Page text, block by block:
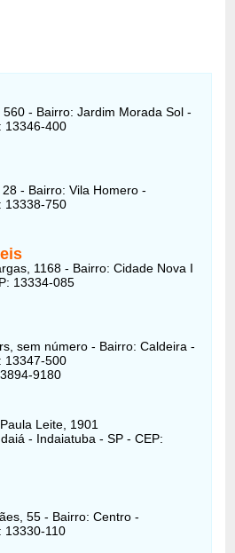
- Bairro: Jardim Morada Sol -
13346-400
- Bairro: Vila Homero -
13338-750
1168 - Bairro: Cidade Nova I
13334-085
sem número - Bairro: Caldeira -
13347-500
9180
Leite, 1901
- Indaiatuba - SP - CEP:
55 - Bairro: Centro -
13330-110